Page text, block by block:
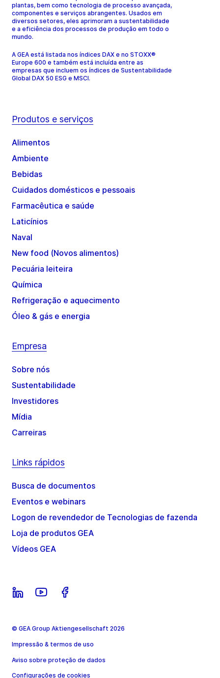
plantas, bem como tecnologia de processo avançada,
componentes e serviços abrangentes. Usados em
diversos setores, eles aprimoram a sustentabilidade
e a eficiência dos processos de produção em todo o
mundo.
A GEA está listada nos índices DAX e no STOXX®
Europe 600 e também está incluída entre as
empresas que incluem os índices de Sustentabilidade
Global DAX 50 ESG e MSCI.
Produtos e serviços
Alimentos
Ambiente
Bebidas
Cuidados domésticos e pessoais
Farmacêutica e saúde
Laticínios
Naval
New food (Novos alimentos)
Pecuária leiteira
Química
Refrigeração e aquecimento
Óleo & gás e energia
Empresa
Sobre nós
Sustentabilidade
Investidores
Mídia
Carreiras
Links rápidos
Busca de documentos
Eventos e webinars
Logon de revendedor de Tecnologias de fazenda
Loja de produtos GEA
Vídeos GEA
© GEA Group Aktiengesellschaft 2026
Impressão & termos de uso
Aviso sobre proteção de dados
Configurações de cookies